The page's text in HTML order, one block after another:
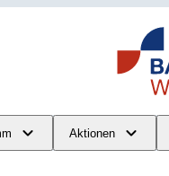
Aktionen